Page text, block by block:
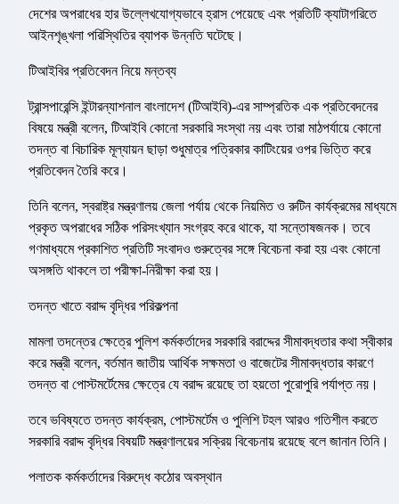
দেশের অপরাধের হার উল্লেখযোগ্যভাবে হ্রাস পেয়েছে এবং প্রতিটি ক্যাটাগরিতে
আইনশৃঙ্খলা পরিস্থিতির ব্যাপক উন্নতি ঘটেছে।
টিআইবির প্রতিবেদন নিয়ে মন্তব্য
ট্রান্সপারেন্সি ইন্টারন্যাশনাল বাংলাদেশ (টিআইবি)-এর সাম্প্রতিক এক প্রতিবেদনের
বিষয়ে মন্ত্রী বলেন, টিআইবি কোনো সরকারি সংস্থা নয় এবং তারা মাঠপর্যায়ে কোনো
তদন্ত বা বিচারিক মূল্যায়ন ছাড়া শুধুমাত্র পত্রিকার কাটিংয়ের ওপর ভিত্তি করে
প্রতিবেদন তৈরি করে।
তিনি বলেন, স্বরাষ্ট্র মন্ত্রণালয় জেলা পর্যায় থেকে নিয়মিত ও রুটিন কার্যক্রমের মাধ্যমে
প্রকৃত অপরাধের সঠিক পরিসংখ্যান সংগ্রহ করে থাকে, যা সন্তোষজনক। তবে
গণমাধ্যমে প্রকাশিত প্রতিটি সংবাদও গুরুত্বের সঙ্গে বিবেচনা করা হয় এবং কোনো
অসঙ্গতি থাকলে তা পরীক্ষা-নিরীক্ষা করা হয়।
তদন্ত খাতে বরাদ্দ বৃদ্ধির পরিকল্পনা
মামলা তদন্তের ক্ষেত্রে পুলিশ কর্মকর্তাদের সরকারি বরাদ্দের সীমাবদ্ধতার কথা স্বীকার
করে মন্ত্রী বলেন, বর্তমান জাতীয় আর্থিক সক্ষমতা ও বাজেটের সীমাবদ্ধতার কারণে
তদন্ত বা পোস্টমর্টেমের ক্ষেত্রে যে বরাদ্দ রয়েছে তা হয়তো পুরোপুরি পর্যাপ্ত নয়।
তবে ভবিষ্যতে তদন্ত কার্যক্রম, পোস্টমর্টেম ও পুলিশি টহল আরও গতিশীল করতে
সরকারি বরাদ্দ বৃদ্ধির বিষয়টি মন্ত্রণালয়ের সক্রিয় বিবেচনায় রয়েছে বলে জানান তিনি।
পলাতক কর্মকর্তাদের বিরুদ্ধে কঠোর অবস্থান